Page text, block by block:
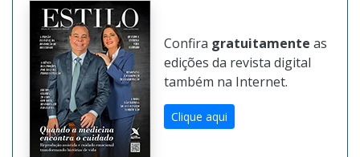
Confira gratuitamente
edições da revista digital
Clique aqui